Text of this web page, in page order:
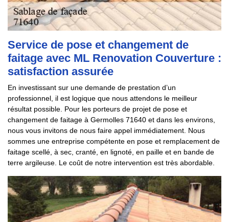
Service de pose et changement de
faitage avec ML Renovation Couverture :
satisfaction assurée
En investissant sur une demande de prestation d’un
professionnel, il est logique que nous attendons le meilleur
résultat possible. Pour les porteurs de projet de pose et
changement de faitage à Germolles 71640 et dans les environs,
nous vous invitons de nous faire appel immédiatement. Nous
sommes une entreprise compétente en pose et remplacement de
faitage scellé, à sec, cranté, en lignoté, en paille et en bande de
terre argileuse. Le coût de notre intervention est très abordable.